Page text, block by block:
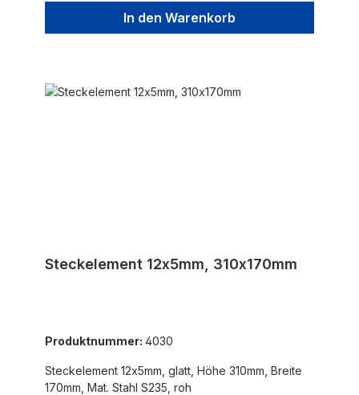
In den Warenkorb
Steckelement 12x5mm, 310x170mm
Produktnummer: 4030
Steckelement 12x5mm, glatt, Höhe 310mm, Breite
170mm, Mat. Stahl S235, roh